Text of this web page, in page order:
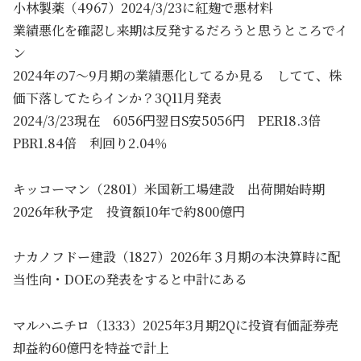
小林製薬（4967）2024/3/23に紅麹で悪材料
業績悪化を確認し来期は反発するだろうと思うところでイ
ン
2024年の7～9月期の業績悪化してるか見る してて、株
価下落してたらインか？3Q11月発表
2024/3/23現在 6056円翌日S安5056円 PER18.3倍
PBR1.84倍 利回り2.04％
キッコーマン（2801）米国新工場建設 出荷開始時期
2026年秋予定 投資額10年で約800億円
ナカノフドー建設（1827）2026年３月期の本決算時に配
当性向・DOEの発表をすると中計にある
マルハニチロ（1333）2025年3月期2Qに投資有価証券売
却益約60億円を特益で計上